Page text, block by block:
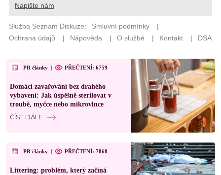
PR články | PŘEČTENÍ: 6759
Domácí zavařování bez drahého
vybavení: Jak úspěšně sterilovat v
troubě, myčce nebo mikrovlnce
ČÍST DÁLE
PR články | PŘEČTENÍ: 7868
Littering: problém, který začíná